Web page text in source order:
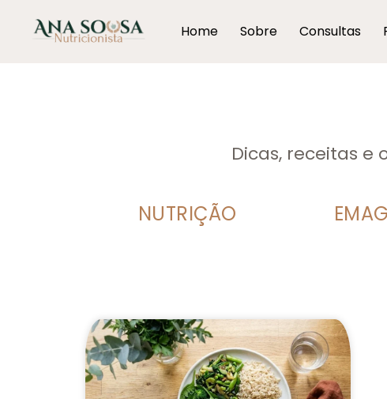
Home Sobre Consultas
Dicas, receitas
NUTRIÇÃO